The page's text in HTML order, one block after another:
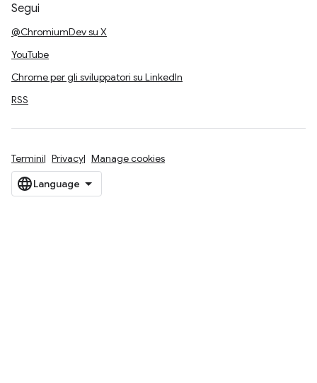
Segui
@ChromiumDev su X
YouTube
Chrome per gli sviluppatori su LinkedIn
RSS
Termini Privacy Manage cookies